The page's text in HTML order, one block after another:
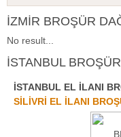
İZMİR BROŞÜR
No result...
İSTANBUL
İSTANBUL EL İLANI
SİLİVRİ EL İLANI